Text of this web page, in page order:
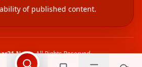
of published content.
News. All Rights Reserved.